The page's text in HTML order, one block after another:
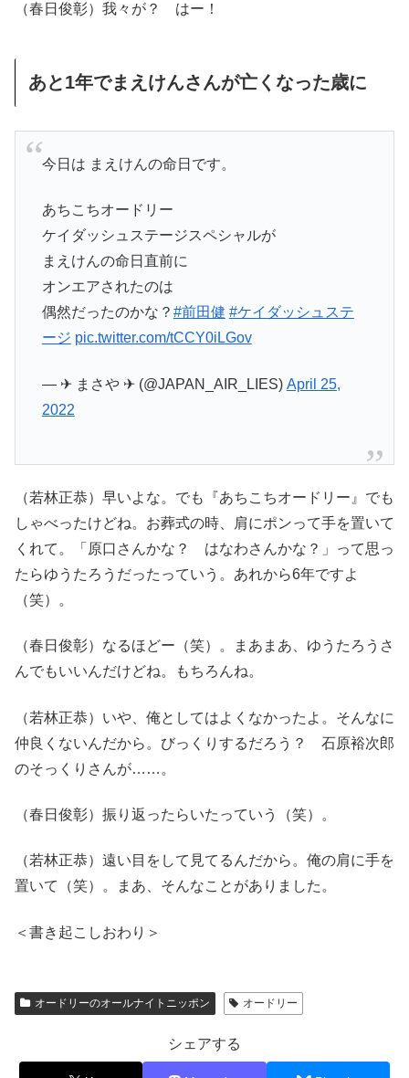
（春日俊彰）我々が？ はー！
あと1年でまえけんさんが亡くなった歳に
今日は まえけんの命日です。
あちこちオードリー
ケイダッシュステージスペシャルが
まえけんの命日直前に
オンエアされたのは
偶然だったのかな？ #前田健 #ケイダッシュステ
ージ pic.twitter.com/tCCY0iLGov
— ✈︎ まさや ✈︎ (@JAPAN_AIR_LIES) April 25,
2022
（若林正恭）早いよな。でも『あちこちオードリー』でも
しゃべったけどね。お葬式の時、肩にポンって手を置いて
くれて。「原口さんかな？ はなわさんかな？」って思っ
たらゆうたろうだったっていう。あれから6年ですよ
（笑）。
（春日俊彰）なるほどー（笑）。まあまあ、ゆうたろうさ
んでもいいんだけどね。もちろんね。
（若林正恭）いや、俺としてはよくなかったよ。そんなに
仲良くないんだから。びっくりするだろう？ 石原裕次郎
のそっくりさんが……。
（春日俊彰）振り返ったらいたっていう（笑）。
（若林正恭）遠い目をして見てるんだから。俺の肩に手を
置いて（笑）。まあ、そんなことがありました。
＜書き起こしおわり＞
オードリーのオールナイトニッポン オードリー
シェアする